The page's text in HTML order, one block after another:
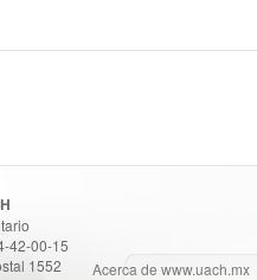
42-00-15
1552
Acerca de www.uach.mx